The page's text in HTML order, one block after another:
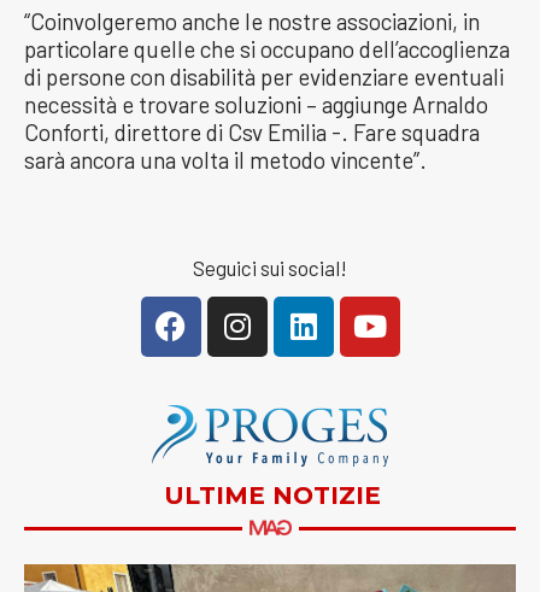
“Coinvolgeremo anche le nostre associazioni, in
particolare quelle che si occupano dell’accoglienza
di persone con disabilità per evidenziare eventuali
necessità e trovare soluzioni – aggiunge Arnaldo
Conforti, direttore di Csv Emilia -. Fare squadra
sarà ancora una volta il metodo vincente”.
Seguici sui social!
ULTIME NOTIZIE